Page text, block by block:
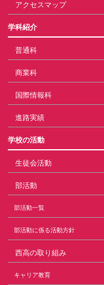
アクセスマップ
学科紹介
普通科
商業科
国際情報科
進路実績
学校の活動
生徒会活動
部活動
部活動一覧
部活動に係る活動方針
西高の取り組み
キャリア教育